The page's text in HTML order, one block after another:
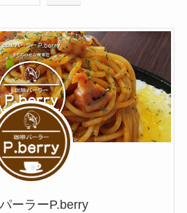
ーラーP.berry